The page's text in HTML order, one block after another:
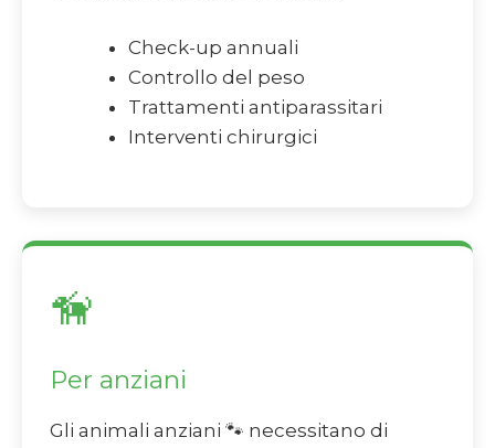
Check-up annuali
Controllo del peso
Trattamenti antiparassitari
Interventi chirurgici
🦮
Per anziani
Gli animali anziani 🐾 necessitano di